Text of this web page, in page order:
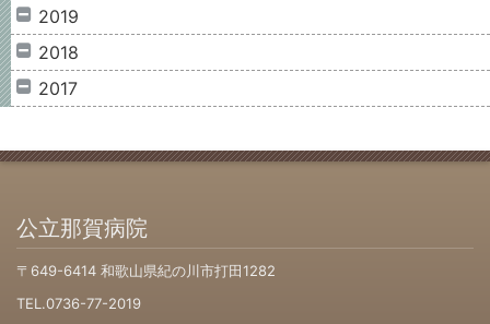
2019
2018
2017
公立那賀病院
〒649-6414 和歌山県紀の川市打田1282
TEL.0736-77-2019